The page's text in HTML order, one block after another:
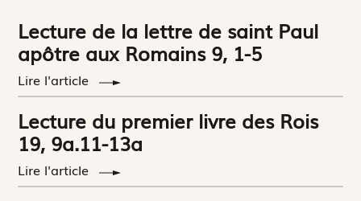
Lecture de la lettre de saint Paul
apôtre aux Romains 9, 1-5
Lire l'article
Lecture du premier livre des Rois
19, 9a.11-13a
Lire l'article